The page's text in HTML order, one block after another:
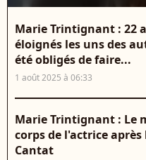
Marie Trintignant : 22
éloignés les uns des
été obligés de faire...
1 août 2025 à 06:33
Marie Trintignant : Le
corps de l'actrice
Cantat